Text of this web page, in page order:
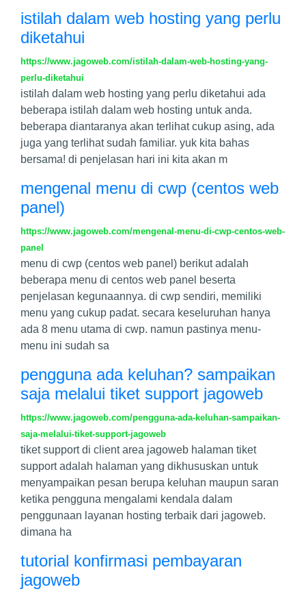
istilah dalam web hosting yang perlu
diketahui
https://www.jagoweb.com/istilah-dalam-web-hosting-yang-
perlu-diketahui
istilah dalam web hosting yang perlu diketahui ada
beberapa istilah dalam web hosting untuk anda.
beberapa diantaranya akan terlihat cukup asing, ada
juga yang terlihat sudah familiar. yuk kita bahas
bersama! di penjelasan hari ini kita akan m
mengenal menu di cwp (centos web
panel)
https://www.jagoweb.com/mengenal-menu-di-cwp-centos-web-
panel
menu di cwp (centos web panel) berikut adalah
beberapa menu di centos web panel beserta
penjelasan kegunaannya. di cwp sendiri, memiliki
menu yang cukup padat. secara keseluruhan hanya
ada 8 menu utama di cwp. namun pastinya menu-
menu ini sudah sa
pengguna ada keluhan? sampaikan
saja melalui tiket support jagoweb
https://www.jagoweb.com/pengguna-ada-keluhan-sampaikan-
saja-melalui-tiket-support-jagoweb
tiket support di client area jagoweb halaman tiket
support adalah halaman yang dikhususkan untuk
menyampaikan pesan berupa keluhan maupun saran
ketika pengguna mengalami kendala dalam
penggunaan layanan hosting terbaik dari jagoweb.
dimana ha
tutorial konfirmasi pembayaran
jagoweb